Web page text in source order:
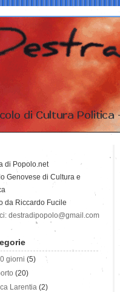
di Popolo.net
Genovese di Cultura e
da Riccardo Fucile
destradipopolo@gmail.com
giorni (5)
(20)
Larentia (2)